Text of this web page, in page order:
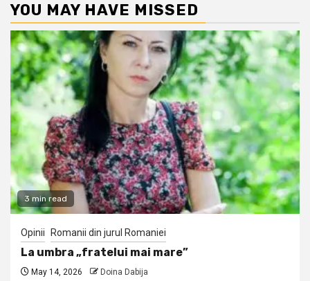
YOU MAY HAVE MISSED
3 min read
Opinii Romanii din jurul Romaniei
La umbra „fratelui mai mare”
May 14, 2026 Doina Dabija